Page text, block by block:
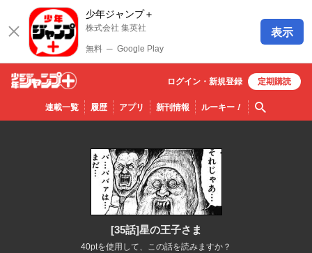
少年ジャンプ＋
株式会社 集英社
無料 ─ Google Play
表示
少年ジ
ャンプ
連載一覧 履歴 アプリ 新刊情報 ルーキー！ 検索
ログイン・ 新規登録 定期購読
[35話]星の王子さま
40ptを使用して、この話を読みますか？